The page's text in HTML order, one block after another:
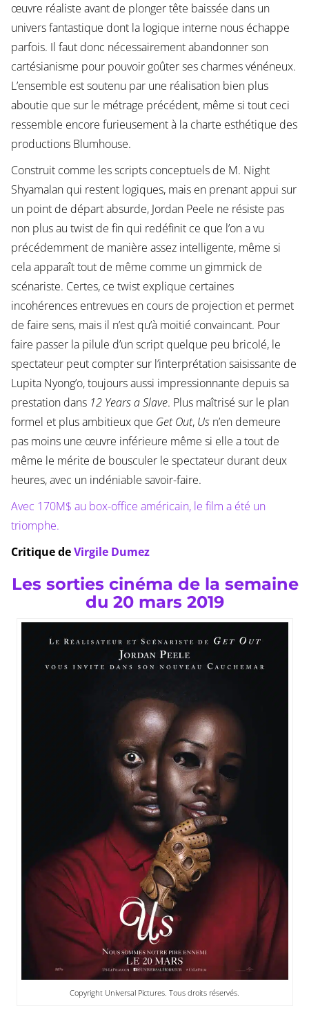
œuvre réaliste avant de plonger tête baissée dans un
univers fantastique dont la logique interne nous échappe
parfois. Il faut donc nécessairement abandonner son
cartésianisme pour pouvoir goûter ses charmes vénéneux.
L’ensemble est soutenu par une réalisation bien plus
aboutie que sur le métrage précédent, même si tout ceci
ressemble encore furieusement à la charte esthétique des
productions Blumhouse.
Construit comme les scripts conceptuels de M. Night
Shyamalan qui restent logiques, mais en prenant appui sur
un point de départ absurde, Jordan Peele ne résiste pas
non plus au twist de fin qui redéfinit ce que l’on a vu
précédemment de manière assez intelligente, même si
cela apparaît tout de même comme un gimmick de
scénariste. Certes, ce twist explique certaines
incohérences entrevues en cours de projection et permet
de faire sens, mais il n’est qu’à moitié convaincant. Pour
faire passer la pilule d’un script quelque peu bricolé, le
spectateur peut compter sur l’interprétation saisissante de
Lupita Nyong’o, toujours aussi impressionnante depuis sa
prestation dans 12 Years a Slave. Plus maîtrisé sur le plan
formel et plus ambitieux que Get Out, Usn’en demeure
pas moins une œuvre inférieure même si elle a tout de
même le mérite de bousculer le spectateur durant deux
heures, avec un indéniable savoir-faire.
Avec 170M$ au box-office américain, le film a été un
triomphe.
Critique deVirgile Dumez
Les sorties cinéma de la semaine
du 20 mars 2019
Copyright Universal Pictures. Tous droits réservés.